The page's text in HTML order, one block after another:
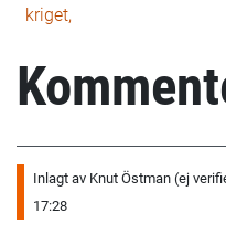
kriget,
Inlagt av Knut Östman (ej
17:28